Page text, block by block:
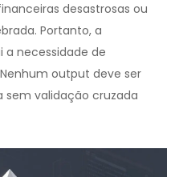
desastrosas ou
Portanto, a
a necessidade de
output deve ser
sem validação cruzada